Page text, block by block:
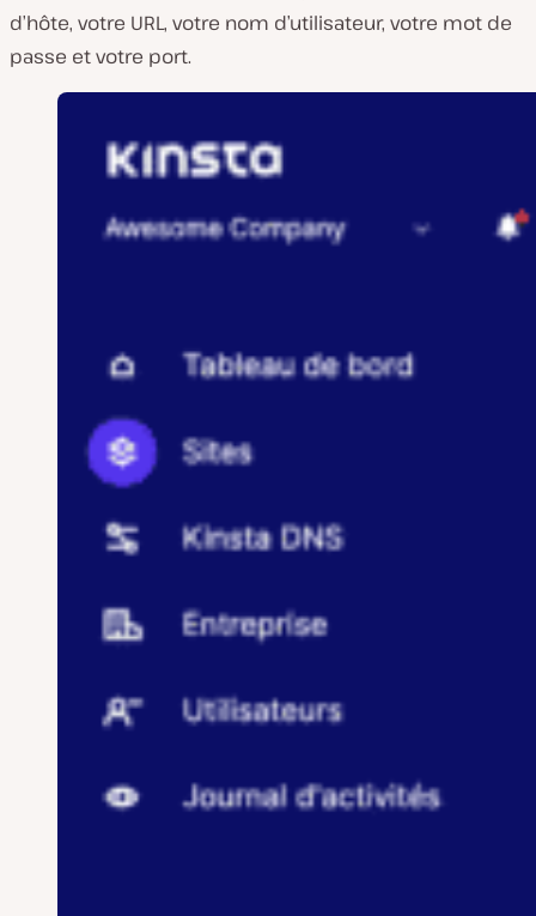
d’hôte, votre URL, votre nom d’utilisateur, votre mot de
passe et votre port.